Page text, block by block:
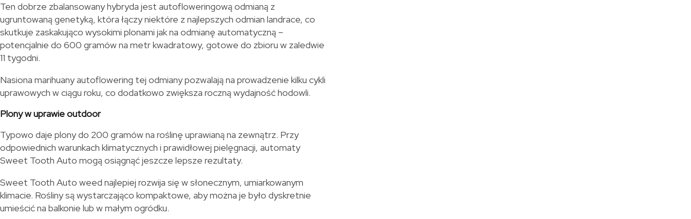
Ten dobrze zbalansowany hybryda jest autofloweringową odmianą z
ugruntowaną genetyką, która łączy niektóre z najlepszych odmian landrace, co
skutkuje zaskakująco wysokimi plonami jak na odmianę automatyczną –
potencjalnie do 600 gramów na metr kwadratowy, gotowe do zbioru w zaledwie
11 tygodni.
Nasiona marihuany autoflowering tej odmiany pozwalają na prowadzenie kilku cykli
uprawowych w ciągu roku, co dodatkowo zwiększa roczną wydajność hodowli.
Plony w uprawie outdoor
Typowo daje plony do 200 gramów na roślinę uprawianą na zewnątrz. Przy
odpowiednich warunkach klimatycznych i prawidłowej pielęgnacji, automaty
Sweet Tooth Auto mogą osiągnąć jeszcze lepsze rezultaty.
Sweet Tooth Auto weed najlepiej rozwija się w słonecznym, umiarkowanym
klimacie. Rośliny są wystarczająco kompaktowe, aby można je było dyskretnie
umieścić na balkonie lub w małym ogródku.